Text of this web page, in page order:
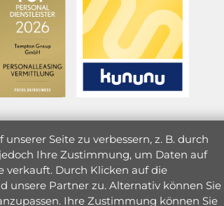
Seite zu verbessern, z. B. durch
Ihre Zustimmung, um Daten auf
verkauft. Durch Klicken auf die
unsere Partner zu. Alternativ können Sie
Ihre Zustimmung können Sie